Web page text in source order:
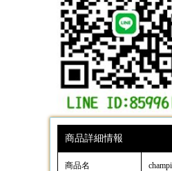
商品詳細情報
商品名